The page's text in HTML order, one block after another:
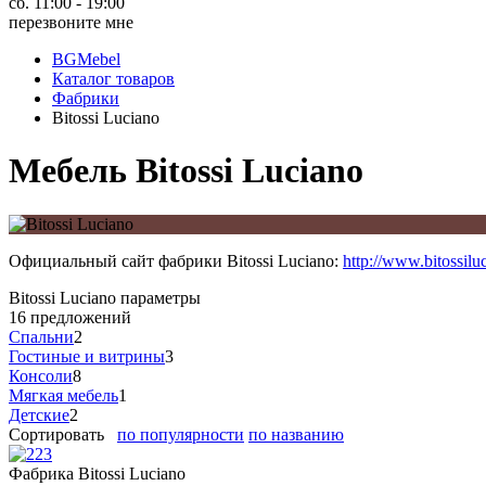
перезвоните мне
BGMebel
Каталог товаров
Фабрики
Bitossi Luciano
Мебель Bitossi Luciano
Официальный сайт фабрики Bitossi Luciano: http://
Bitossi Luciano параметры
16 предложений
Спальни2
Гостиные и витрины3
Консоли8
Мягкая мебель1
Детские2
Сортировать
по популярности по названию
Фабрика Bitossi Luciano